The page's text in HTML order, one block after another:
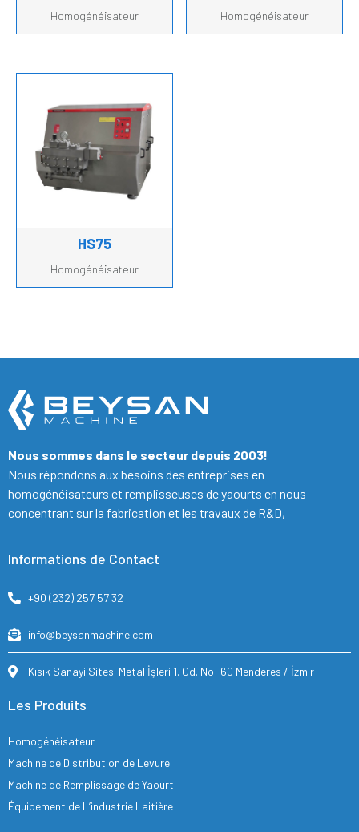
Homogénéisateur Homogénéisateur
HS75
Homogénéisateur
Nous sommes dans le secteur depuis 2003!
Nous répondons aux besoins des entreprises en
homogénéisateurs et remplisseuses de yaourts en nous
concentrant sur la fabrication et les travaux de R&D,
Informations de Contact
+90 (232) 257 57 32
info@beysanmachine.com
Kısık Sanayi Sitesi Metal İşleri 1. Cd. No: 60 Menderes / İzmir
Les Produits
Homogénéisateur
Machine de Distribution de Levure
Machine de Remplissage de Yaourt
Équipement de L’industrie Laitière